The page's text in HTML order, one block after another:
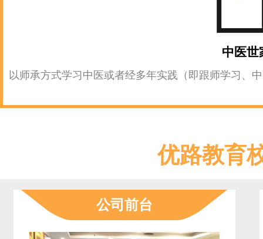
中医世
以师承方式学习中医或者经多年实践（即跟师学习、
优路教育
公司前台